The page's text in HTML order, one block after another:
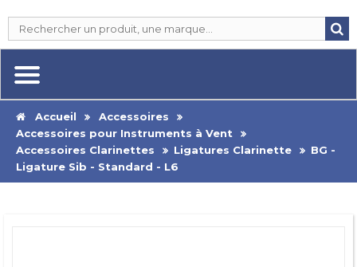
Accueil
Accessoires
Accessoires pour Instruments à Vent
Accessoires Clarinettes
Ligatures Clarinette
BG -
Ligature Sib - Standard - L6